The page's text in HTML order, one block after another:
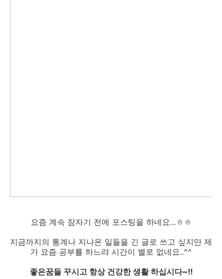
요즘 계속 잠자기 전에 포스팅을 하네요...ㅎㅎ
지금까지의 통계나 지나온 일들을 긴 글로 쓰고 싶지만 제
가 요즘 공부를 하느랴 시간이 별로 없네요..^^
좋은꿈들 꾸시고 항상 건강한 생활 하십시다~!!